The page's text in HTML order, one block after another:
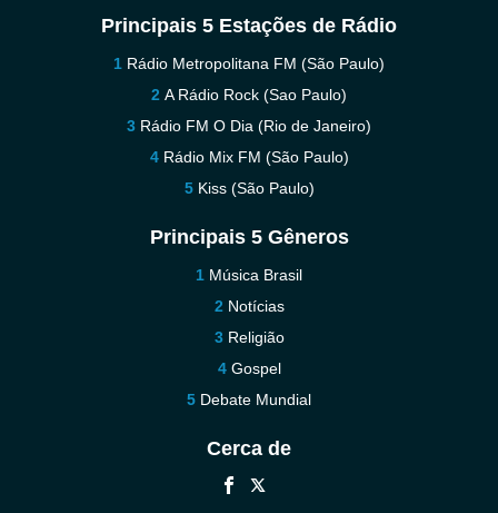
Principais 5 Estações de Rádio
Rádio Metropolitana FM (São Paulo)
A Rádio Rock (Sao Paulo)
Rádio FM O Dia (Rio de Janeiro)
Rádio Mix FM (São Paulo)
Kiss (São Paulo)
Principais 5 Gêneros
Música Brasil
Notícias
Religião
Gospel
Debate Mundial
Cerca de